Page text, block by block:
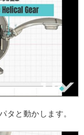
タと動かします。